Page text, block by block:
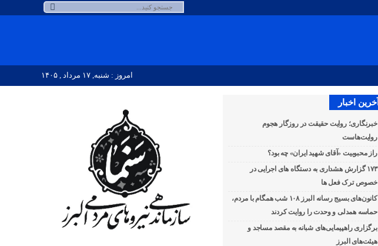
امروز : شنبه, ۱۷ مرداد , ۱۴۰۵
آخرین اخبار
خبرنگاری؛ روایت حقیقت در روزگار هجوم
روایت‌هاست
راز محبوبیت «آقای شهید ایران» چه بود؟
۱۷۳ گزارش هشداری به دستگاه های اجرایی در
خصوص ترک فعل ها
کانون‌های بسیج رسانه البرز ۱۰۸ شب همگام با مردم،
حماسه همدلی و وحدت را روایت کردند
برگزاری راهپیمایی‌های شبانه به مقصد مساجد و
هیئت‌های البرز